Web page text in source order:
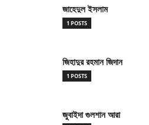
জাহেদুল ইসলাম
1 POSTS
জিহাদুর রহমান জিদান
1 POSTS
জুবাইদা গুলশান আরা